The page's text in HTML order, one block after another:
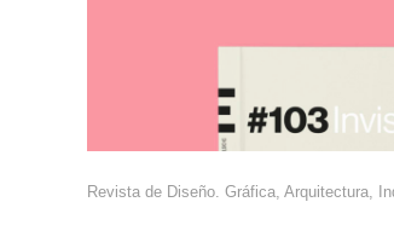
Revista de Diseño. Gráfica, Arquitectura,